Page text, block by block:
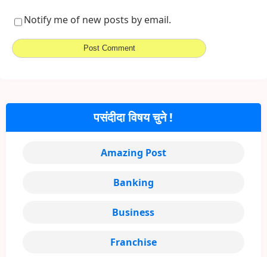
Notify me of new posts by email.
पसंदीदा विषय चुने !
Amazing Post
Banking
Business
Franchise